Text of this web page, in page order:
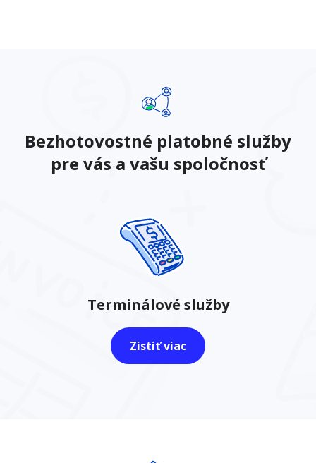
Bezhotovostné platobné služby
pre vás a vašu spoločnosť
Terminálové služby
Zistiť viac